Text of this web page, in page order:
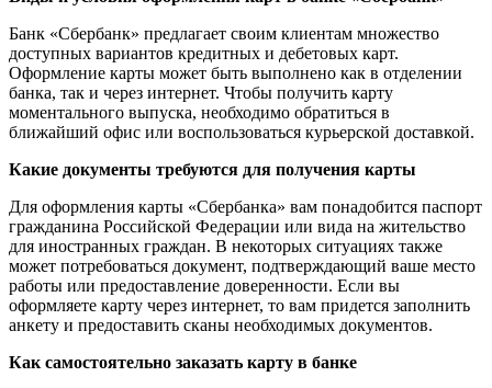
Банк «Сбербанк» предлагает своим клиентам множество
доступных вариантов кредитных и дебетовых карт.
Оформление карты может быть выполнено как в отделении
банка, так и через интернет. Чтобы получить карту
моментального выпуска, необходимо обратиться в
ближайший офис или воспользоваться курьерской доставкой.
Какие документы требуются для получения карты
Для оформления карты «Сбербанка» вам понадобится паспорт
гражданина Российской Федерации или вида на жительство
для иностранных граждан. В некоторых ситуациях также
может потребоваться документ, подтверждающий ваше место
работы или предоставление доверенности. Если вы
оформляете карту через интернет, то вам придется заполнить
анкету и предоставить сканы необходимых документов.
Как самостоятельно заказать карту в банке